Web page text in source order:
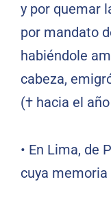
y por quemar
por mandato
habiéndole
cabeza,
(† hacia el
• En Lima, de
cuya memoria